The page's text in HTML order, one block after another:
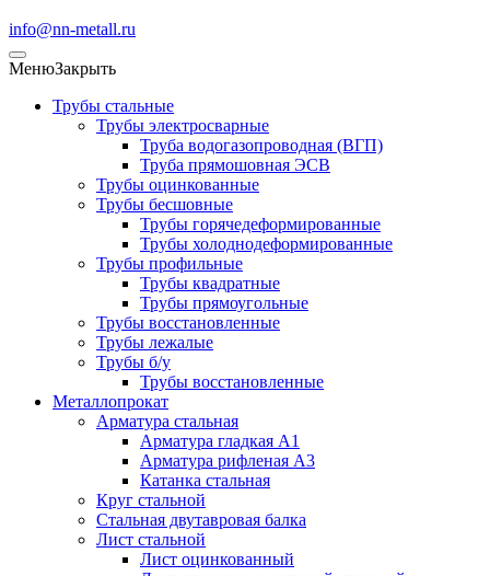
info@nn-metall.ru
МенюЗакрыть
Трубы стальные
Трубы электросварные
Труба водогазопроводная (ВГП)
Труба прямошовная ЭСВ
Трубы оцинкованные
Трубы бесшовные
Трубы горячедеформированные
Трубы холоднодеформированные
Трубы профильные
Трубы квадратные
Трубы прямоугольные
Трубы восстановленные
Трубы лежалые
Трубы б/у
Трубы восстановленные
Металлопрокат
Арматура стальная
Арматура гладкая А1
Арматура рифленая А3
Катанка стальная
Круг стальной
Стальная двутавровая балка
Лист стальной
Лист оцинкованный